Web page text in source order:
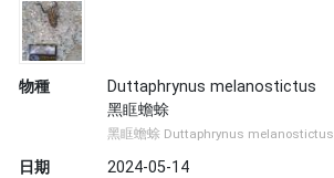
物種
Duttaphrynus melanostictus
黑眶蟾蜍
黑眶蟾蜍 Duttaphrynus melanostictus
日期
2024-05-14